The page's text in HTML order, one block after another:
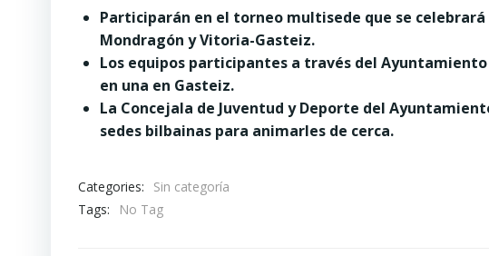
Participarán en el torneo multisede que se celebrará
Mondragón y Vitoria-Gasteiz.
Los equipos participantes a través del
en una en Gasteiz.
La Concejala de Juventud y Deporte del
sedes bilbainas para animarles de cerca.
Categories:
Sin categoría
Tags:
No Tag